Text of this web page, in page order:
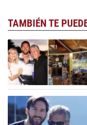
TAMBIÉN TE